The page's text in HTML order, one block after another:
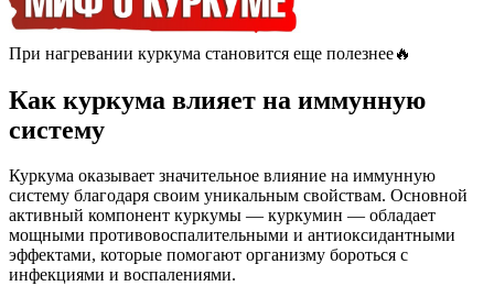
При нагревании куркума становится еще полезнее🔥
Как куркума влияет на иммунную
систему
Куркума оказывает значительное влияние на иммунную
систему благодаря своим уникальным свойствам. Основной
активный компонент куркумы — куркумин — обладает
мощными противовоспалительными и антиоксидантными
эффектами, которые помогают организму бороться с
инфекциями и воспалениями.